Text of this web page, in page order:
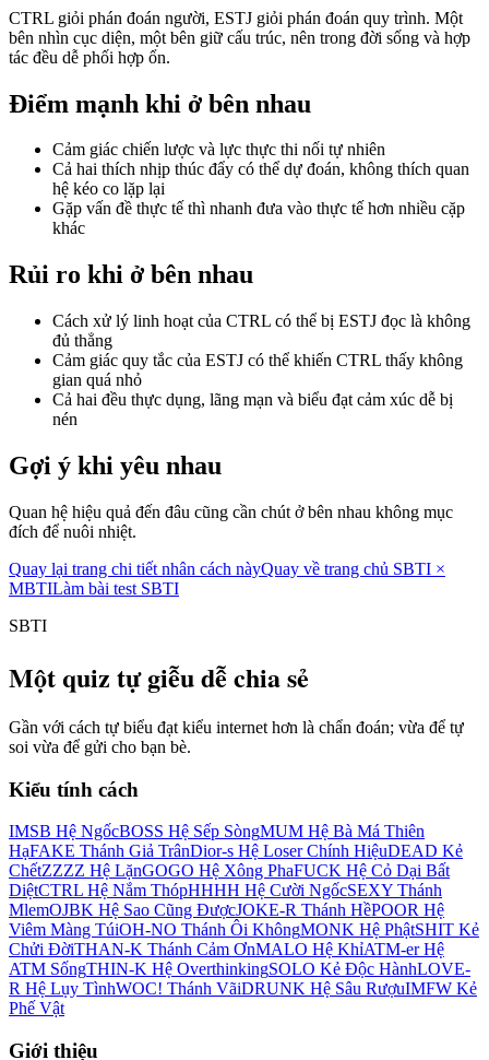
CTRL giỏi phán đoán người, ESTJ giỏi phán đoán quy trình. Một
bên nhìn cục diện, một bên giữ cấu trúc, nên trong đời sống và hợp
tác đều dễ phối hợp ổn.
Điểm mạnh khi ở bên nhau
Cảm giác chiến lược và lực thực thi nối tự nhiên
Cả hai thích nhịp thúc đẩy có thể dự đoán, không thích quan
hệ kéo co lặp lại
Gặp vấn đề thực tế thì nhanh đưa vào thực tế hơn nhiều cặp
khác
Rủi ro khi ở bên nhau
Cách xử lý linh hoạt của CTRL có thể bị ESTJ đọc là không
đủ thẳng
Cảm giác quy tắc của ESTJ có thể khiến CTRL thấy không
gian quá nhỏ
Cả hai đều thực dụng, lãng mạn và biểu đạt cảm xúc dễ bị
nén
Gợi ý khi yêu nhau
Quan hệ hiệu quả đến đâu cũng cần chút ở bên nhau không mục
đích để nuôi nhiệt.
Quay lại trang chi tiết nhân cách nàyQuay về trang chủ SBTI ×
MBTILàm bài test SBTI
SBTI
Một quiz tự giễu dễ chia sẻ
Gần với cách tự biểu đạt kiểu internet hơn là chẩn đoán; vừa để tự
soi vừa để gửi cho bạn bè.
Kiểu tính cách
IMSB Hệ NgốcBOSS Hệ Sếp SòngMUM Hệ Bà Má Thiên
HạFAKE Thánh Giả TrânDior-s Hệ Loser Chính HiệuDEAD Kẻ
ChếtZZZZ Hệ LặnGOGO Hệ Xông PhaFUCK Hệ Cỏ Dại Bất
DiệtCTRL Hệ Nắm ThópHHHH Hệ Cười NgốcSEXY Thánh
MlemOJBK Hệ Sao Cũng ĐượcJOKE-R Thánh HềPOOR Hệ
Viêm Màng TúiOH-NO Thánh Ôi KhôngMONK Hệ PhậtSHIT Kẻ
Chửi ĐờiTHAN-K Thánh Cảm ƠnMALO Hệ KhỉATM-er Hệ
ATM SốngTHIN-K Hệ OverthinkingSOLO Kẻ Độc HànhLOVE-
R Hệ Lụy TìnhWOC! Thánh VãiDRUNK Hệ Sâu RượuIMFW Kẻ
Phế Vật
Giới thiệu